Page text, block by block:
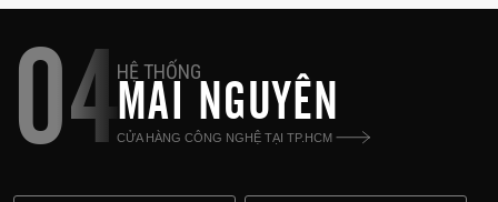
Thông số kĩ thuật chi tiết
Loại: Hệ thống loa âm thanh nổi được hỗ trợ với
phản xạ âm trầm
04HỆ THỐNG
MAI NGUYÊN
CỬA HÀNG CÔNG NGHỆ TẠI TP.HCM